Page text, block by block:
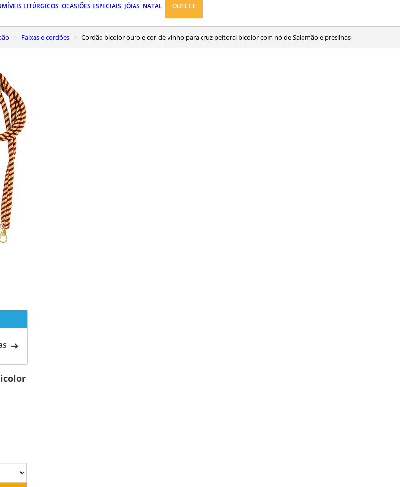
LITÚRGICOS OCASIÕES ESPECIAIS JÓIAS NATAL OUTLET
Faixas e cordões Cordão bicolor ouro e cor-de-vinho para cruz peitoral bicolor com nó de Salomão e presilhas